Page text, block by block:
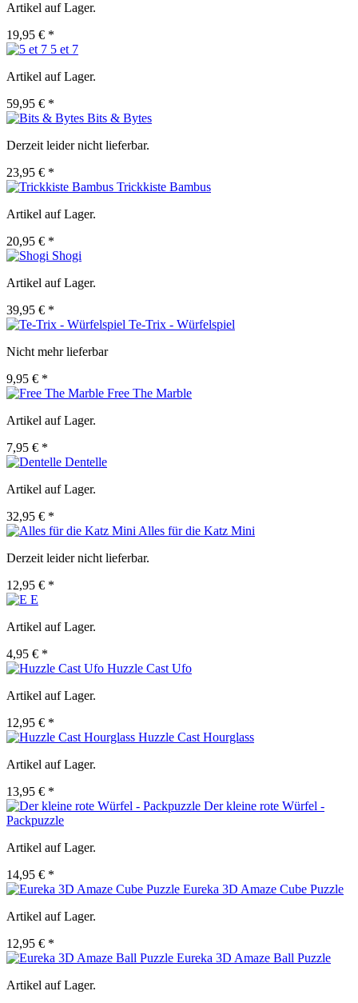
Artikel auf Lager.
19,95 € *
5 et 7
Artikel auf Lager.
59,95 € *
Bits & Bytes
Derzeit leider nicht lieferbar.
23,95 € *
Trickkiste Bambus
Artikel auf Lager.
20,95 € *
Shogi
Artikel auf Lager.
39,95 € *
Te-Trix - Würfelspiel
Nicht mehr lieferbar
9,95 € *
Free The Marble
Artikel auf Lager.
7,95 € *
Dentelle
Artikel auf Lager.
32,95 € *
Alles für die Katz Mini
Derzeit leider nicht lieferbar.
12,95 € *
E
Artikel auf Lager.
4,95 € *
Huzzle Cast Ufo
Artikel auf Lager.
12,95 € *
Huzzle Cast Hourglass
Artikel auf Lager.
13,95 € *
Der kleine rote Würfel -
Packpuzzle
Artikel auf Lager.
14,95 € *
Eureka 3D Amaze Cube Puzzle
Artikel auf Lager.
12,95 € *
Eureka 3D Amaze Ball Puzzle
Artikel auf Lager.